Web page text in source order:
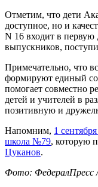
Отметим, что дети
доступное, но и
N 16 входит в первую
выпускников,
Примечательно, что
формируют единый
помогает совместно
детей и учителей в
позитивную и
Напомним, 1
школа №79, которую
Цуканов.
Фото: ФедералПресс